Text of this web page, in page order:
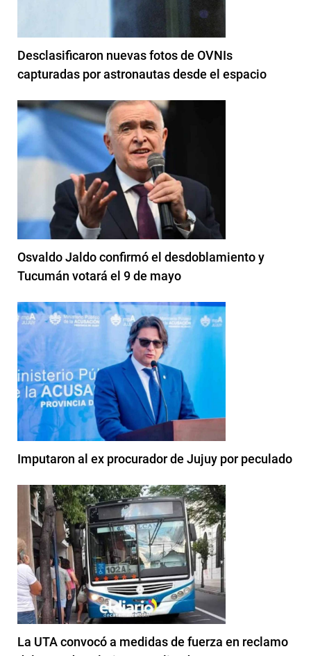
Desclasificaron nuevas fotos de OVNIs
capturadas por astronautas desde el espacio
Osvaldo Jaldo confirmó el desdoblamiento y
Tucumán votará el 9 de mayo
Imputaron al ex procurador de Jujuy por peculado
La UTA convocó a medidas de fuerza en reclamo